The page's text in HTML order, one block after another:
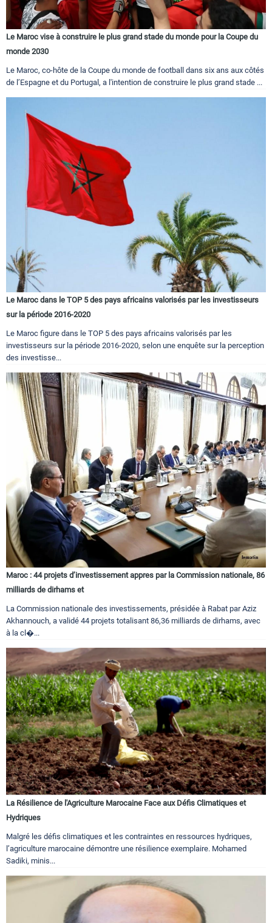
Le Maroc vise à construire le plus grand stade du monde pour la Coupe du
monde 2030
Le Maroc, co-hôte de la Coupe du monde de football dans six ans aux côtés
de l’Espagne et du Portugal, a l'intention de construire le plus grand stade ...
Le Maroc dans le TOP 5 des pays africains valorisés par les investisseurs
sur la période 2016-2020
Le Maroc figure dans le TOP 5 des pays africains valorisés par les
investisseurs sur la période 2016-2020, selon une enquête sur la perception
des investisse...
Maroc : 44 projets d’investissement appres par la Commission nationale, 86
milliards de dirhams et
La Commission nationale des investissements, présidée à Rabat par Aziz
Akhannouch, a validé 44 projets totalisant 86,36 milliards de dirhams, avec
à la cl�...
La Résilience de l'Agriculture Marocaine Face aux Défis Climatiques et
Hydriques
Malgré les défis climatiques et les contraintes en ressources hydriques,
l’agriculture marocaine démontre une résilience exemplaire. Mohamed
Sadiki, minis...